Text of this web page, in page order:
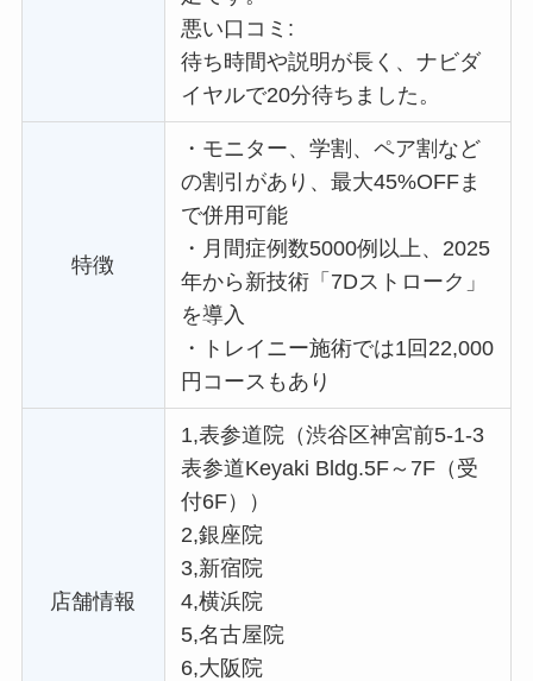
悪い口コミ:
待ち時間や説明が長く、ナビダ
イヤルで20分待ちました。
特徴
・ モニター、学割、ペア割など
の割引があり、最大45%OFFま
で併用可能
・ 月間症例数5000例以上、2025
年から新技術「7Dストローク」
を導入
・
トレイニー施術では1回22,000
円コースもあり
店舗情報
1,表参道院（渋谷区神宮前5-1-3
表参道Keyaki Bldg.5F～7F（受
付6F））
2,銀座院
3,新宿院
4,横浜院
5,名古屋院
6,大阪院